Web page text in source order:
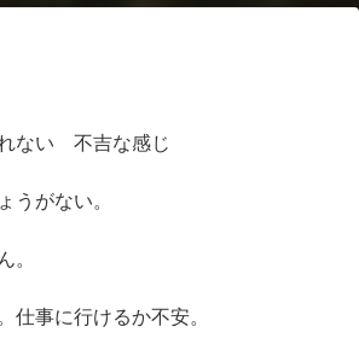
ない 不吉な感じ
うがない。
。
仕事に行けるか不安。